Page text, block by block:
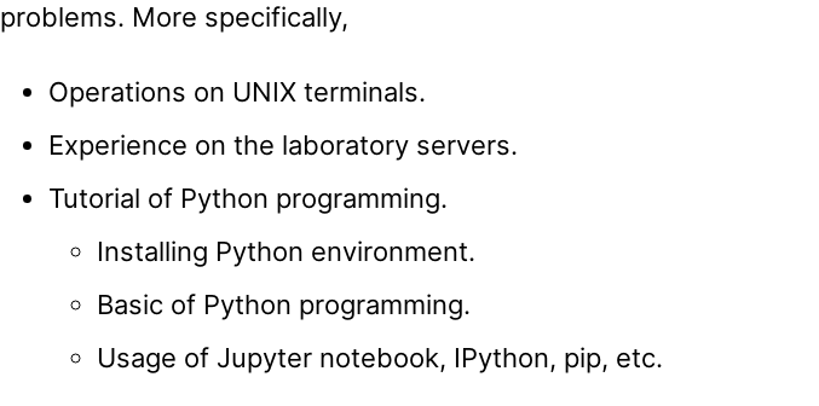
problems. More specifically,
Operations on UNIX terminals.
Experience on the laboratory servers.
Tutorial of Python programming.
Installing Python environment.
Basic of Python programming.
Usage of Jupyter notebook, IPython, pip, etc.